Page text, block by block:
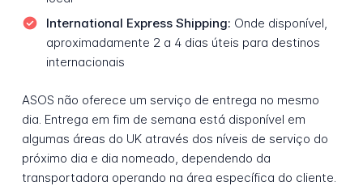
International Express Shipping: Onde disponível,
aproximadamente 2 a 4 dias úteis para destinos
internacionais
ASOS não oferece um serviço de entrega no mesmo
dia. Entrega em fim de semana está disponível em
algumas áreas do UK através dos níveis de serviço do
próximo dia e dia nomeado, dependendo da
transportadora operando na área específica do cliente.